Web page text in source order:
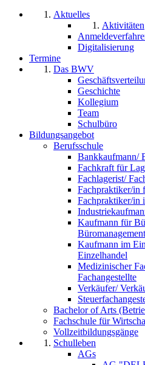
Aktuelles
Aktivitäten
Digitalisierung
Termine
Das BWV
Geschichte
Kollegium
Team
Schulbüro
Bildungsangebot
Berufsschule
Bankkaufmann/
Fachkraft für
Fachlagerist/
Fachpraktiker/in
Fachpraktiker/in
Kaufmann für
Büromanagement
Kaufmann im
Einzelhandel
Medizinischer
Fachangestellte
Verkäufer/
Bachelor of Arts
Fachschule für
Vollzeitbildungsgänge
Schulleben
AGs